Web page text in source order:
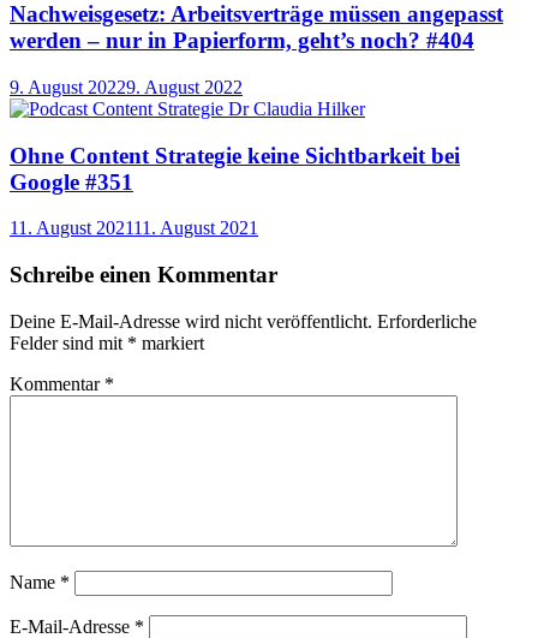
Nachweisgesetz: Arbeitsverträge müssen angepasst
werden – nur in Papierform, geht’s noch? #404
9. August 20229. August 2022
Ohne Content Strategie keine Sichtbarkeit bei
Google #351
11. August 202111. August 2021
Schreibe einen Kommentar
Deine E-Mail-Adresse wird nicht veröffentlicht. Erforderliche
Felder sind mit * markiert
Kommentar *
Name *
E-Mail-Adresse *